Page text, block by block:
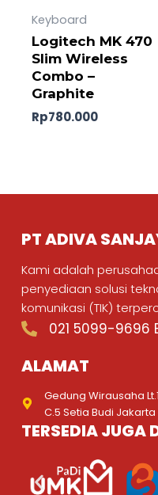
Keyboard
Logitech MK 470
Slim Wireless
Combo –
Graphite
Rp780.000
PT ADIVA
Kami adalah
penyediaan solusi
komunikasi (TIK)
021 5099-9696
ALAMAT
Gedung Wirausaha
C.5 Setia Budi
TERSEDIA JUGA